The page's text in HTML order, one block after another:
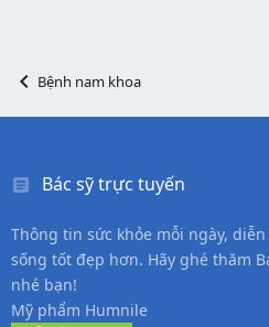
Bệnh nam khoa
Bác sỹ trực tuyến
Thông tin sức khỏe mỗi ngày,
sống tốt đẹp hơn. Hãy ghé thăm
nhé bạn!
Mỹ phẩm Humnile